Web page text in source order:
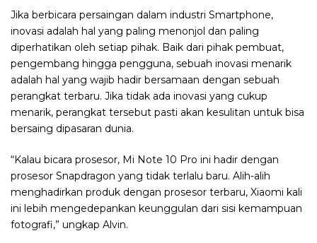
Jika berbicara persaingan dalam industri Smartphone,
inovasi adalah hal yang paling menonjol dan paling
diperhatikan oleh setiap pihak. Baik dari pihak pembuat,
pengembang hingga pengguna, sebuah inovasi menarik
adalah hal yang wajib hadir bersamaan dengan sebuah
perangkat terbaru. Jika tidak ada inovasi yang cukup
menarik, perangkat tersebut pasti akan kesulitan untuk bisa
bersaing dipasaran dunia.
“Kalau bicara prosesor, Mi Note 10 Pro ini hadir dengan
prosesor Snapdragon yang tidak terlalu baru. Alih-alih
menghadirkan produk dengan prosesor terbaru, Xiaomi kali
ini lebih mengedepankan keunggulan dari sisi kemampuan
fotografi,” ungkap Alvin.